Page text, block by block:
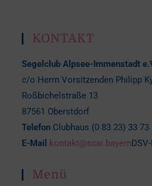
KONTAKT
Segelclub Alpsee-Immenstadt
c/o Herrn Vorsitzenden Philipp
Roßbichelstraße 13
87561 Oberstdorf
Telefon Clubhaus (0 83 23) 33 73
E-Mail
kontakt@scai.bayern
Menü